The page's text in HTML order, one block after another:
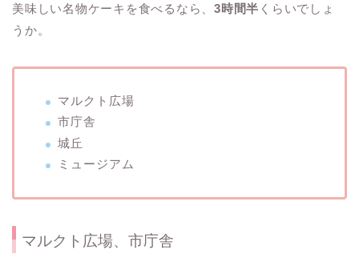
美味しい名物ケーキを食べるなら、3時間半 くらいでしょ
うか。
マルクト広場
市庁舎
城丘
ミュージアム
マルクト広場、市庁舎